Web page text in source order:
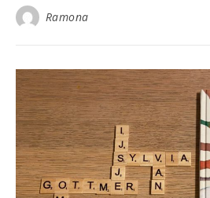
Ramona